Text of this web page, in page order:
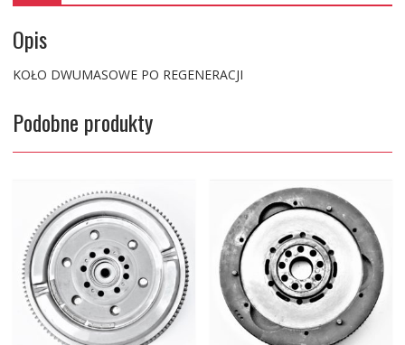
Opis
KOŁO DWUMASOWE PO REGENERACJI
Podobne produkty